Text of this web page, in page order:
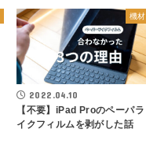
機材
2022.04.10
【不要】iPad Proのペーパラ
イクフィルムを剥がした話